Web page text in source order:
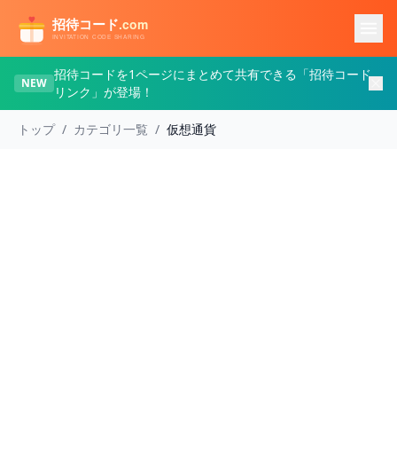
NEW
招待コードを1ページにまとめて共有できる「招待コード
リンク」が登場！
トップ / カテゴリ一覧 / 仮想通貨